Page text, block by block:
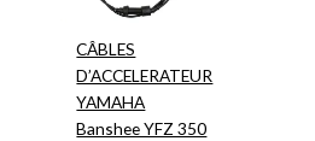
CÂBLES
D’ACCELERATEUR
YAMAHA
Banshee YFZ 350